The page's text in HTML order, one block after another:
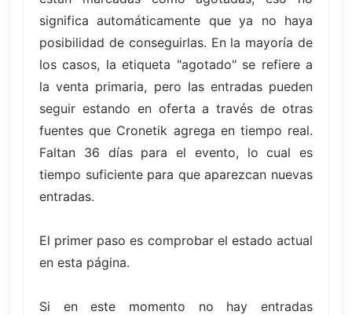
significa automáticamente que ya no haya
posibilidad de conseguirlas. En la mayoría de
los casos, la etiqueta "agotado" se refiere a
la venta primaria, pero las entradas pueden
seguir estando en oferta a través de otras
fuentes que Cronetik agrega en tiempo real.
Faltan 36 días para el evento, lo cual es
tiempo suficiente para que aparezcan nuevas
entradas.
El primer paso es comprobar el estado actual
en esta página.
Si en este momento no hay entradas